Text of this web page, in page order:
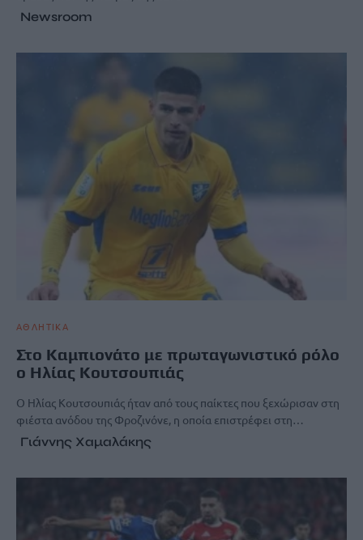
Newsroom
ΑΘΛΗΤΙΚΑ
Στο Καμπιονάτο με πρωταγωνιστικό ρόλο
ο Ηλίας Κουτσουπιάς
Ο Ηλίας Κουτσουπιάς ήταν από τους παίκτες που ξεχώρισαν στη
φιέστα ανόδου της Φροζινόνε, η οποία επιστρέφει στη…
Γιάννης Χαμαλάκης